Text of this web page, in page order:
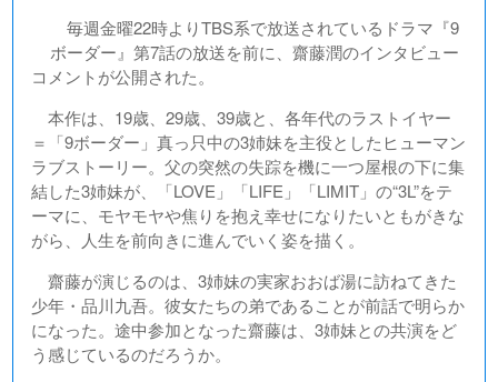
毎週金曜22時よりTBS系で放送されているドラマ『9
ボーダー』第7話の放送を前に、齋藤潤のインタビュー
コメントが公開された。
本作は、19歳、29歳、39歳と、各年代のラストイヤー
＝「9ボーダー」真っ只中の3姉妹を主役としたヒューマン
ラブストーリー。父の突然の失踪を機に一つ屋根の下に集
結した3姉妹が、「LOVE」「LIFE」「LIMIT」の“3L”をテ
ーマに、モヤモヤや焦りを抱え幸せになりたいともがきな
がら、人生を前向きに進んでいく姿を描く。
齋藤が演じるのは、3姉妹の実家おおば湯に訪ねてきた
少年・品川九吾。彼女たちの弟であることが前話で明らか
になった。途中参加となった齋藤は、3姉妹との共演をど
う感じているのだろうか。